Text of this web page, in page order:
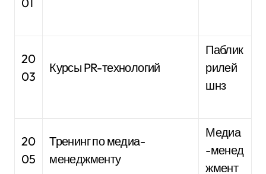
20
03
Курсы PR-технологий
Паблик
рилей
шнз
20
05
Тренинг по медиа-
менеджменту
Медиа
-менед
жмент